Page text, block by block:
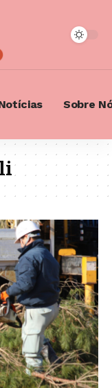
Sobre